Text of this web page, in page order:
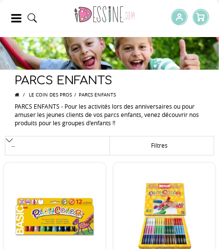
PARCS ENFANTS
/ LE COIN DES PROS / PARCS ENFANTS
PARCS ENFANTS - Pour les activités lors des anniversaires ou pour
amuser les jeunes clients de vos parcs enfants, venez découvrir nos
produits pour les groupes d'enfants !!
Filtres